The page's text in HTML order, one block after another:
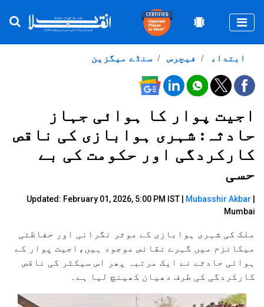
سنڈے میگزین فیچرس ابتداء
اجیت پوار کا ہوائی جہاز
حادثہ: شہری ہوابازی کی ناقص
کارکردگی اور حکومت کی بے
حسی
Updated: February 01, 2026, 5:00 PM IST | Mubasshir Akbar
Mumbai
ملک کی شہری ہوابازی کے موثر نگرانی اور حفاظتی
میکانزم میں گہرے نقائص موجود ہیں،اجیت پوار کے
ہوائی حادثے نے ایک مرتبہ پھر اس سیکٹر کی ناقص
کارکردگی کی طرف دھیان کھینچ لیا ہے۔